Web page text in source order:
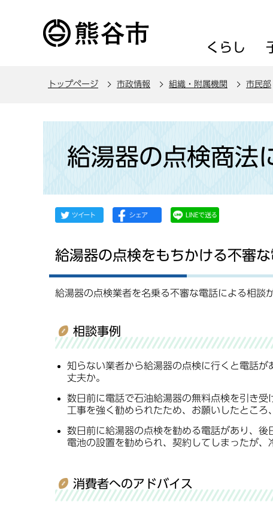
くらし
トップページ 市政情報 組織・附属機関 市民部
か
給湯器の点検商法
給湯器の点検をもちかける不審
給湯器の点検業者を名乗る不審な電話による相談
相談事例
知らない業者から給湯器の点検に行くと電話
丈夫か。
数日前に電話で石油給湯器の無料点検を引き
工事を強く勧められたため、お願いしたところ
数日前に給湯器の点検を勧める電話があり、
電池の設置を勧められ、契約してしまったが、
消費者へのアドバイス